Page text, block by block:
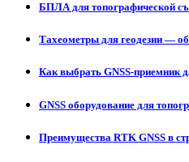
БПЛА для топографической
Тахеометры для геодезии —
Как выбрать GNSS-приемник
GNSS оборудование для
Преимущества RTK GNSS в